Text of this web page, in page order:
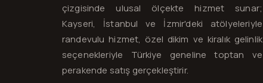
çizgisinde ulusal ölçekte hizmet sunar;
Kayseri, İstanbul ve İzmir'deki atölyeleriyle
randevulu hizmet, özel dikim ve kiralık gelinlik
seçenekleriyle Türkiye geneline toptan ve
perakende satış gerçekleştirir.